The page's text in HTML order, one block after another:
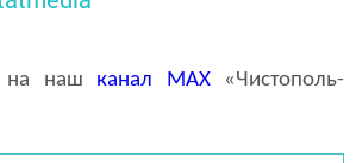
на наш канал MAX«Чистополь-